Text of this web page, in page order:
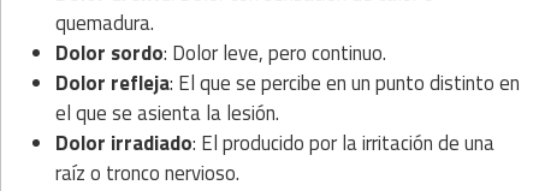
quemadura.
Dolor sordo: Dolor leve, pero continuo.
Dolor refleja: El que se percibe en un punto distinto en
el que se asienta la lesión.
Dolor irradiado: El producido por la irritación de una
raíz o tronco nervioso.